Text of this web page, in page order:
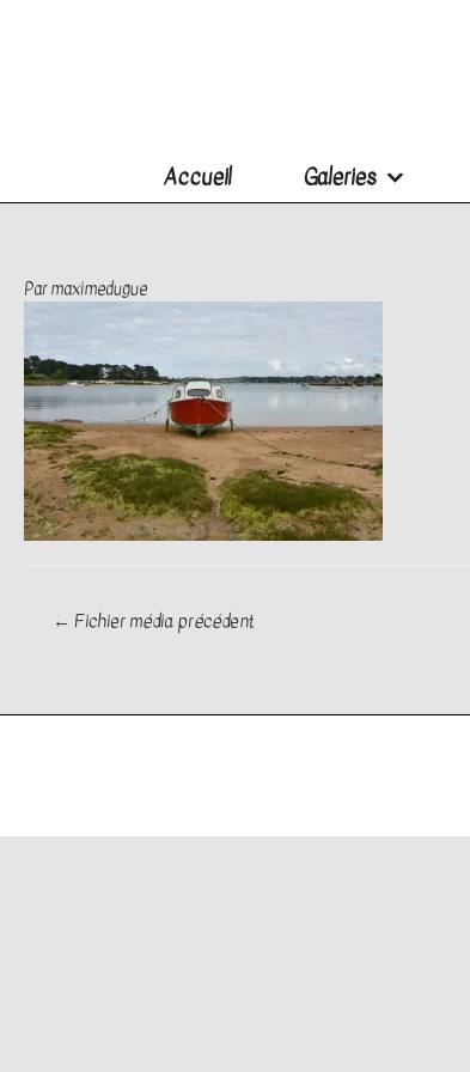
Accueil Galeries
Parmaximedugue
Navigation
← Fichier média précédent